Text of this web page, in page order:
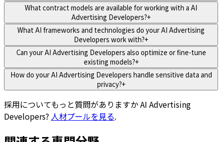
What contract models are available for working with a AI
Advertising Developers?+
What AI frameworks and technologies do your AI Advertising
Developers work with?+
Can your AI Advertising Developers also optimize or fine-tune
existing models?+
How do your AI Advertising Developers handle sensitive data and
privacy?+
採用についてもっと質問がありますかAI Advertising
Developers? 人材プールを見る.